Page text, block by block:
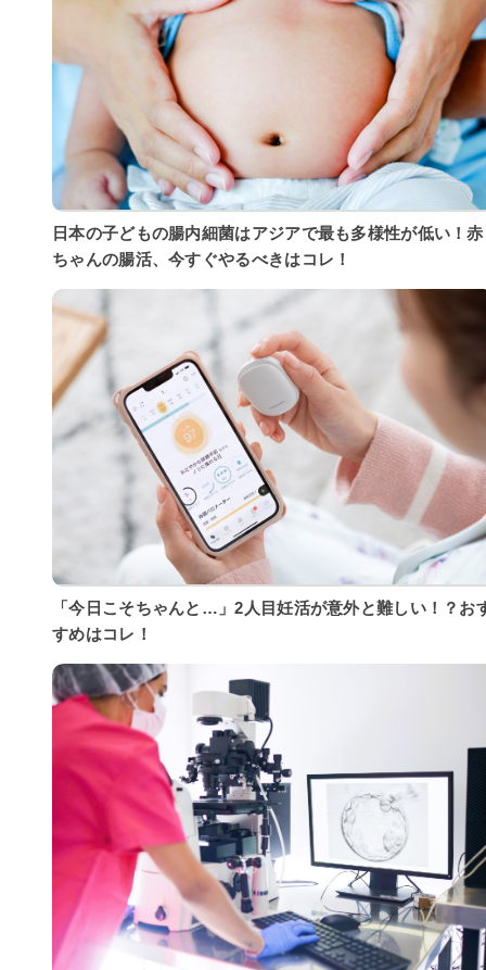
日本の子どもの腸内細菌はアジアで最も多様性が低い！赤
ちゃんの腸活、今すぐやるべきはコレ！
「今日こそちゃんと…」2人目妊活が意外と難しい！？お
すめはコレ！